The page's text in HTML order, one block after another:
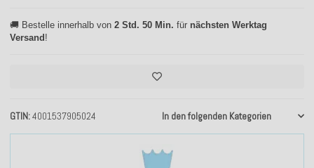
GTIN 4001537905024 In den folgenden Kategorien
🚚 Bestelle innerhalb von 2 Std. 50 Min. für nächsten Werktag
Versand !